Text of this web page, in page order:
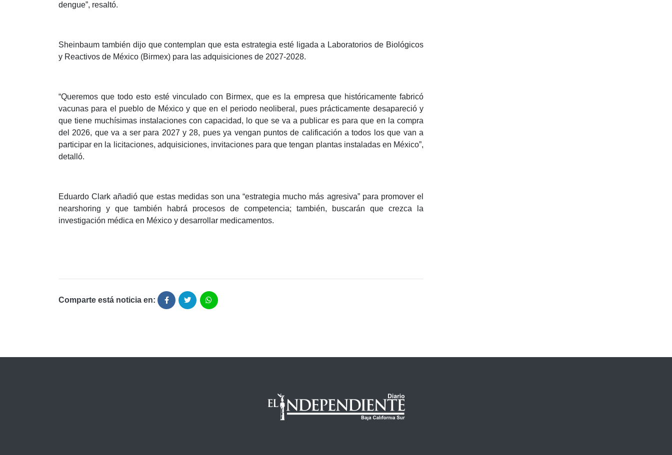
dengue”, resaltó.
Sheinbaum también dijo que contemplan que esta estrategia esté ligada a Laboratorios de Biológicos
y Reactivos de México (Birmex) para las adquisiciones de 2027-2028.
“Queremos que todo esto esté vinculado con Birmex, que es la empresa que históricamente fabricó
vacunas para el pueblo de México y que en el periodo neoliberal, pues prácticamente desapareció y
que tiene muchísimas instalaciones con capacidad, lo que se va a publicar es para que en la compra
del 2026, que va a ser para 2027 y 28, pues ya vengan puntos de calificación a todos los que van a
participar en la licitaciones, adquisiciones, invitaciones para que tengan plantas instaladas en México”,
detalló.
Eduardo Clark añadió que estas medidas son una “estrategia mucho más agresiva” para promover el
nearshoring y que también habrá procesos de competencia; también, buscarán que crezca la
investigación médica en México y desarrollar medicamentos.
Comparte está noticia en: